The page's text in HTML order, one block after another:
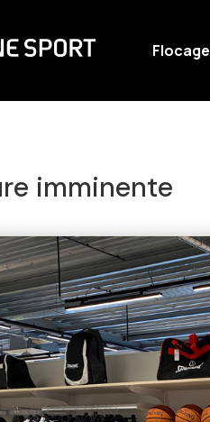
Flocage
imminente